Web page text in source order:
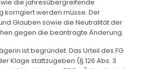
die jahresübergreifende
korrigiert werden müsse. Der
Glauben sowie die Neutralität der
gegen die beantragte Änderung.
ist begründet. Das Urteil des FG
Klage stattzugeben (§ 126 Abs. 3